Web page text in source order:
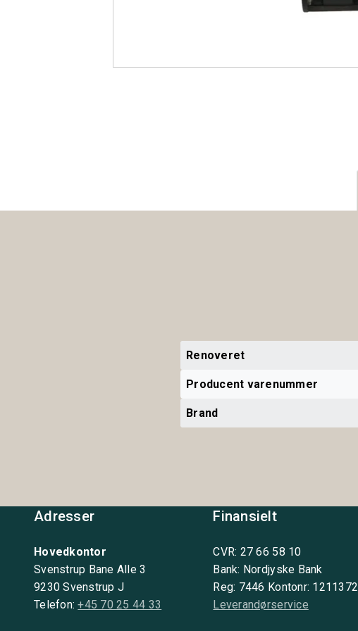
Renoveret
Producent varenummer
Brand
Adresser
Hovedkontor
Svenstrup Bane Alle 3
9230 Svenstrup J
Telefon:+45 70 25 44 33
Finansielt
CVR: 27 66 58 10
Bank: Nordjyske Bank
Reg: 7446 Kontonr: 1211372
Leverandørservice